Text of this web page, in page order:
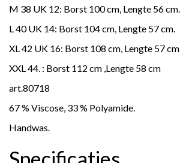
M 38 UK 12: Borst 100 cm, Lengte 56 cm.
L 40 UK 14: Borst 104 cm, Lengte 57 cm.
XL 42 UK 16: Borst 108 cm, Lengte 57 cm
XXL 44. : Borst 112 cm ,Lengte 58 cm
art.80718
67 % Viscose, 33 % Polyamide.
Handwas.